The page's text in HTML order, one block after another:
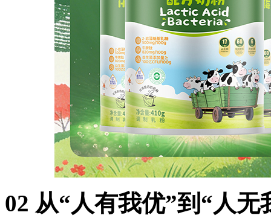
02 从“人有我优”到“人